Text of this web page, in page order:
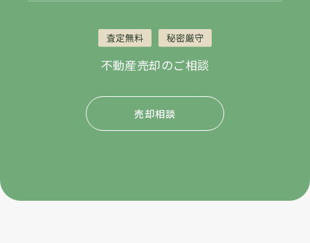
不動産売却のご相談
売却相談